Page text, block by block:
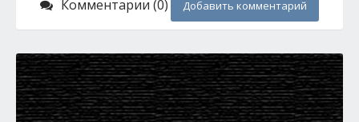
Комментарии (0) Добавить комментарий